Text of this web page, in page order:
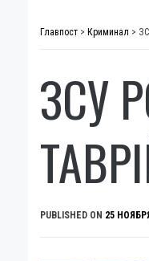
Главпост > Криминал >
ЗСУ
PUBLISHED ON 25